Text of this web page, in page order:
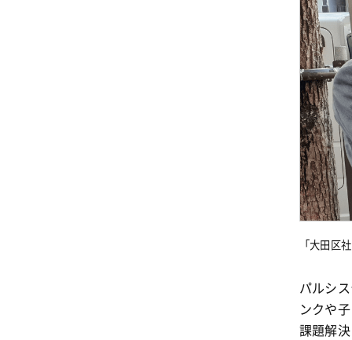
「大田区
パルシ
ンクや
課題解